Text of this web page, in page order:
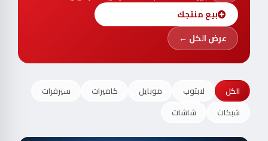
بيع منتجك
عرض الكل ←
الكل لابتوب موبايل كاميرات
سيرفرات
شبكات
شاشات